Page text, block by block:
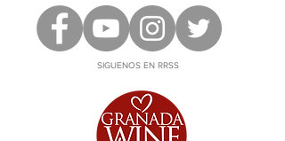
SIGUENOS EN RRSS